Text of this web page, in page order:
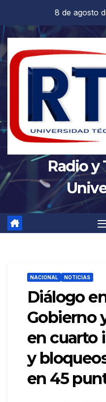
contenido
8 de agosto
Radio y
NACIONAL NOTICIAS
Diálogo
Gobierno
en cuarto
y
en 45